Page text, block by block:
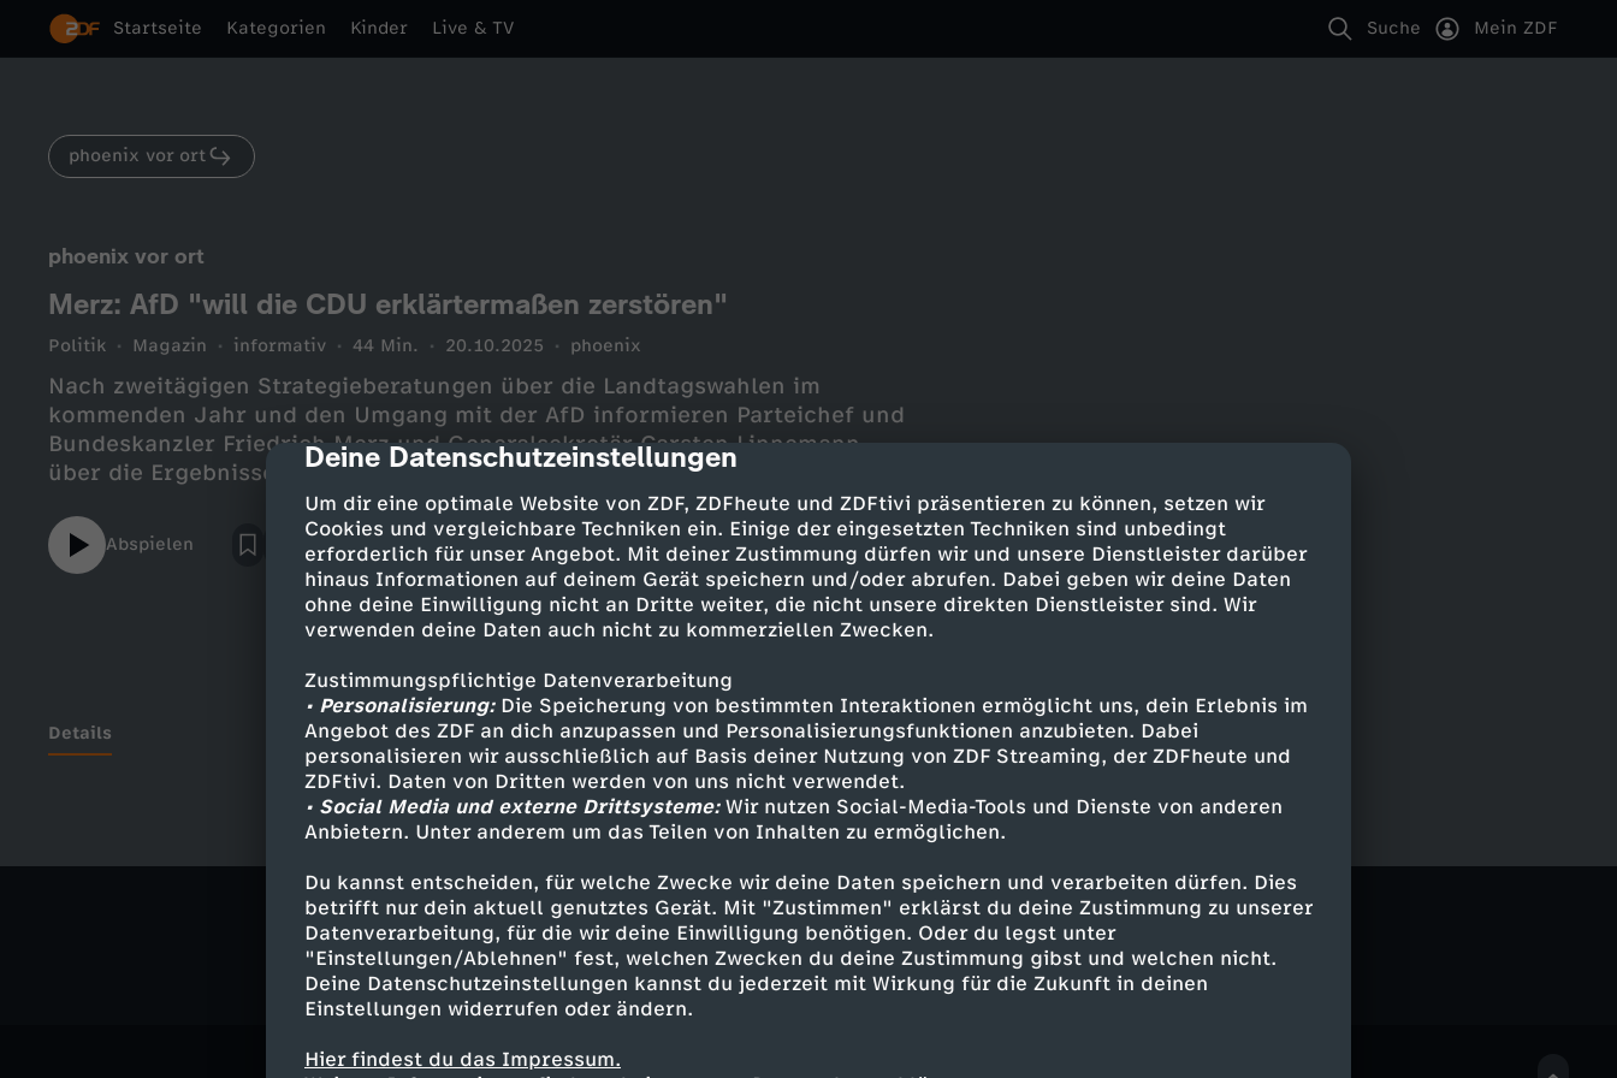
cmp-dialog-description
Deine Datenschutzeinstellungen
Um dir eine optimale Website von ZDF, ZDFheute und ZDFtivi präsentieren zu können, setzen wir
Cookies und vergleichbare Techniken ein. Einige der eingesetzten Techniken sind unbedingt
erforderlich für unser Angebot. Mit deiner Zustimmung dürfen wir und unsere Dienstleister darüber
hinaus Informationen auf deinem Gerät speichern und/oder abrufen. Dabei geben wir deine Daten
ohne deine Einwilligung nicht an Dritte weiter, die nicht unsere direkten Dienstleister sind. Wir
verwenden deine Daten auch nicht zu kommerziellen Zwecken.
Zustimmungspflichtige Datenverarbeitung
• Personalisierung:Die Speicherung von bestimmten Interaktionen ermöglicht uns, dein Erlebnis im
Angebot des ZDF an dich anzupassen und Personalisierungsfunktionen anzubieten. Dabei
personalisieren wir ausschließlich auf Basis deiner Nutzung von ZDF Streaming, der ZDFheute und
ZDFtivi. Daten von Dritten werden von uns nicht verwendet.
• Social Media und externe Drittsysteme:Wir nutzen Social-Media-Tools und Dienste von anderen
Anbietern. Unter anderem um das Teilen von Inhalten zu ermöglichen.
Du kannst entscheiden, für welche Zwecke wir deine Daten speichern und verarbeiten dürfen. Dies
betrifft nur dein aktuell genutztes Gerät. Mit "Zustimmen" erklärst du deine Zustimmung zu unserer
Datenverarbeitung, für die wir deine Einwilligung benötigen. Oder du legst unter
"Einstellungen/Ablehnen" fest, welchen Zwecken du deine Zustimmung gibst und welchen nicht.
Deine Datenschutzeinstellungen kannst du jederzeit mit Wirkung für die Zukunft in deinen
Einstellungen widerrufen oder ändern.
Hier findest du das Impressum.
Startseite Kategorien Kinder Live & TV Suche Mein ZDF
phoenix vor ort
phoenix vor ort
Merz: AfD "will die CDU erklärtermaßen zerstören"
Politik Magazin informativ 44 Min. 20.10.2025 phoenix
Nach zweitägigen Strategieberatungen über die Landtagswahlen im
kommenden Jahr und den Umgang mit der AfD informieren Parteichef und
Bundeskanzler Friedrich Merz und Generalsekretär Carsten Linnemann
über die Ergebnisse der Klausur.
Abspielen
Details
Ähnliche Inhalte entdecken
Politik Magazin informativ phoenix vor ort